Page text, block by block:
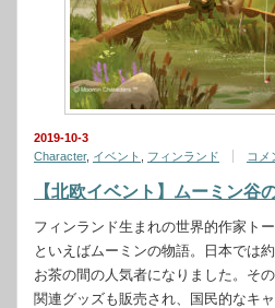
2019-10-3
Character, イベント フィンランド コメ
【北欧イベント】ムーミン谷
フィンランド生まれの世界的作家ト
といえばムーミンの物語。日本では
お茶の間の人気者になりました。そ
関連グッズも販売され、国民的なキ